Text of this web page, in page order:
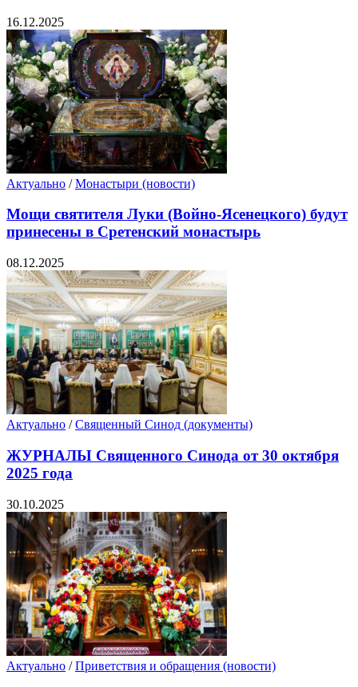
16.12.2025
Актуально /Монастыри (новости)
Мощи святителя Луки (Войно-Ясенецкого) будут
принесены в Сретенский монастырь
08.12.2025
Актуально /Священный Синод (документы)
ЖУРНАЛЫ Священного Синода от 30 октября
2025 года
30.10.2025
Актуально /Приветствия и обращения (новости)